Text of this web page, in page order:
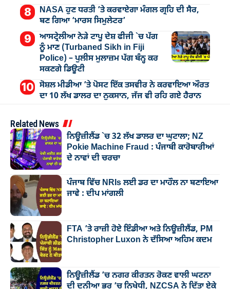
NASA ਹੁਣ ਧਰਤੀ ’ਤੇ ਕਰਵਾਏਗਾ ਮੰਗਲ ਗ੍ਰਹਿ ਦੀ ਸੈਰ,
ਬਣ ਗਿਆ ‘ਮਾਰਸ ਸਿਮੁਲੇਟਰ’
ਆਸਟ੍ਰੇਲੀਆ ਨੇੜੇ ਟਾਪੂ ਦੇਸ਼ ਫੀਜੀ `ਚ ਪੱਗ
ਨੂੰ ਮਾਣ (Turbaned Sikh in Fiji
Police) – ਪੁਲੀਸ ਮੁਲਾਜ਼ਮ ਪੱਗ ਬੰਨ੍ਹ ਕਰ
ਸਕਣਗੇ ਡਿਊਟੀ
ਸੋਸ਼ਲ ਮੀਡੀਆ ’ਤੇ ਪੋਸਟ ਇੱਕ ਤਸਵੀਰ ਨੇ ਕਰਵਾਇਆ ਔਰਤ
ਦਾ 10 ਲੱਖ ਡਾਲਰ ਦਾ ਨੁਕਸਾਨ, ਜੱਜ ਵੀ ਰਹਿ ਗਏ ਹੈਰਾਨ
Related News
ਨਿਊਜ਼ੀਲੈਂਡ `ਚ 32 ਲੱਖ ਡਾਲਰ ਦਾ ਘੁਟਾਲਾ; NZ
Pokie Machine Fraud : ਪੰਜਾਬੀ ਕਾਰੋਬਾਰੀਆਂ
ਦੇ ਨਾਵਾਂ ਦੀ ਚਰਚਾ
ਪੰਜਾਬ ਵਿੱਚ NRIs ਲਈ ਡਰ ਦਾ ਮਾਹੌਲ ਨਾ ਬਣਾਇਆ
ਜਾਵੇ : ਦੀਪ ਮਾਂਗਲੀ
FTA ’ਤੇ ਰਾਜ਼ੀ ਹੋਏ ਇੰਡੀਆ ਅਤੇ ਨਿਊਜ਼ੀਲੈਂਡ, PM
Christopher Luxon ਨੇ ਦੱਸਿਆ ਅਹਿਮ ਕਦਮ
ਨਿਊਜ਼ੀਲੈਂਡ ’ਚ ਨਗਰ ਕੀਰਤਨ ਰੋਕਣ ਵਾਲੀ ਘਟਨਾ
ਦੀ ਦੁਨੀਆ ਭਰ ’ਚ ਨਿਖੇਧੀ, NZCSA ਨੇ ਦਿੱਤਾ ਏਕੇ